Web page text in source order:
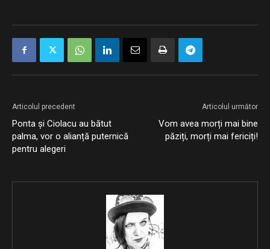
Articolul precedent
Ponta și Ciolacu au bătut
palma, vor o alianță puternică
pentru alegeri
Articolul următor
Vom avea morți mai bine
păziți, morți mai fericiți!